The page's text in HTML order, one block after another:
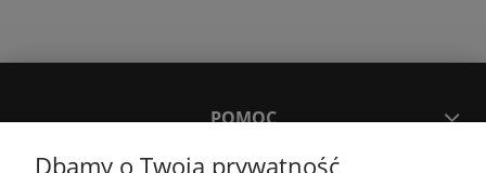
POMOC
Dbamy o Twoją prywatność